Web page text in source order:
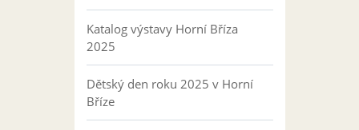
Katalog výstavy Horní Bříza
2025
Dětský den roku 2025 v Horní
Bříze